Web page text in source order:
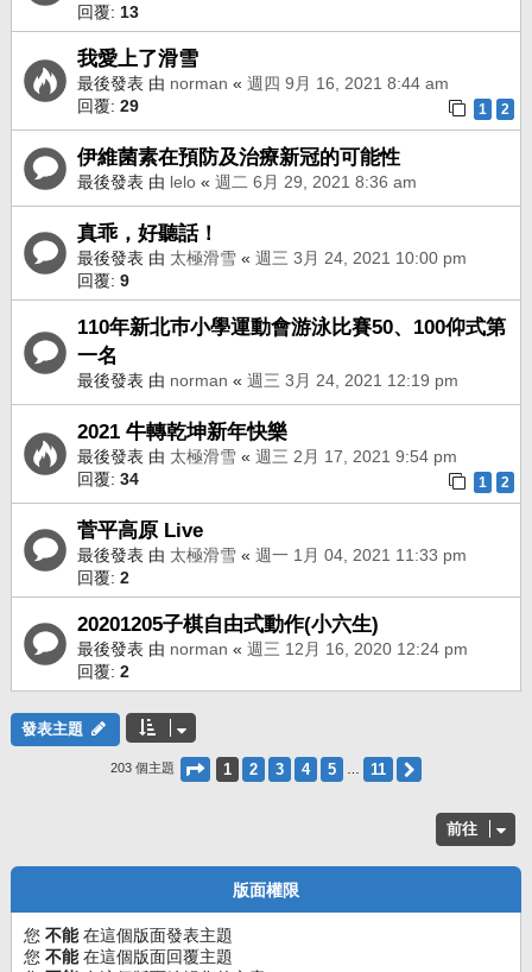
回覆: 13
我愛上了滑雪
最後發表 由 norman « 週四 9月 16, 2021 8:44 am
回覆: 29 1 2
伊維菌素在預防及治療新冠的可能性
最後發表 由 lelo « 週二 6月 29, 2021 8:36 am
真乖，好聽話！
最後發表 由 太極滑雪 « 週三 3月 24, 2021 10:00 pm
回覆: 9
110年新北巿小學運動會游泳比賽50、100仰式第
一名
最後發表 由 norman « 週三 3月 24, 2021 12:19 pm
2021 牛轉乾坤新年快樂
最後發表 由 太極滑雪 « 週三 2月 17, 2021 9:54 pm
回覆: 34 1 2
菅平高原 Live
最後發表 由 太極滑雪 « 週一 1月 04, 2021 11:33 pm
回覆: 2
20201205子棋自由式動作(小六生)
最後發表 由 norman « 週三 12月 16, 2020 12:24 pm
回覆: 2
發表主題
203 個主題 第1 頁 (共 頁)
1 2 3 4 5 11
前往
版面權限
您 不能在這個版面發表主題
您 不能在這個版面回覆主題